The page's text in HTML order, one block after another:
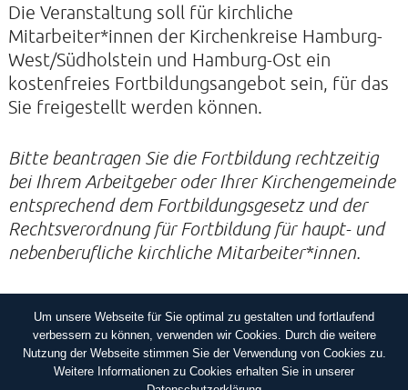
Die Veranstaltung soll für kirchliche
Mitarbeiter*innen der Kirchenkreise Hamburg-
West/Südholstein und Hamburg-Ost ein
kostenfreies Fortbildungsangebot sein, für das
Sie freigestellt werden können.
Bitte beantragen Sie die Fortbildung rechtzeitig
bei Ihrem Arbeitgeber oder Ihrer Kirchengemeinde
entsprechend dem Fortbildungsgesetz und der
Rechtsverordnung für Fortbildung für haupt- und
nebenberufliche kirchliche Mitarbeiter*innen.
IMPRESSUM DATENSCHUTZERKLÄRUNG
Um unsere Webseite für Sie optimal zu gestalten und fortlaufend
verbessern zu können, verwenden wir Cookies. Durch die weitere
Nutzung der Webseite stimmen Sie der Verwendung von Cookies zu.
Weitere Informationen zu Cookies erhalten Sie in unserer